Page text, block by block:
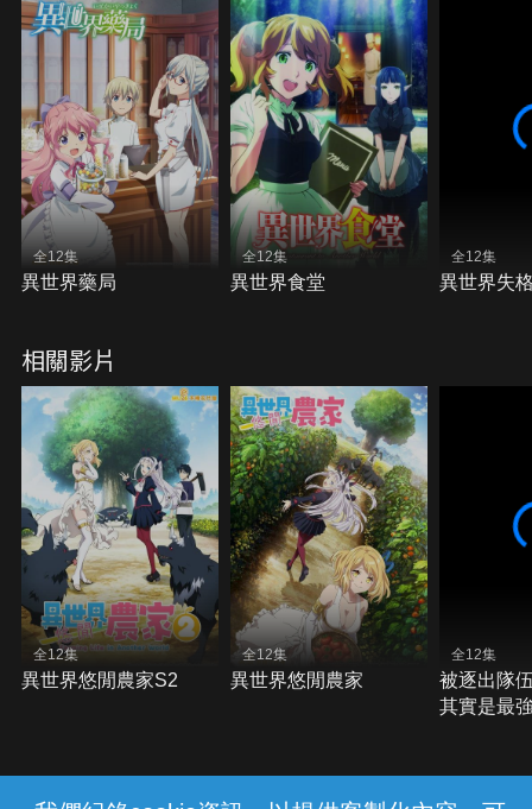
全12集
異世界藥局
全12集
異世界食堂
全12集
異世界失
相關影片
全12集
異世界悠閒農家S2
全12集
異世界悠閒農家
全12集
被逐出隊
其實是最